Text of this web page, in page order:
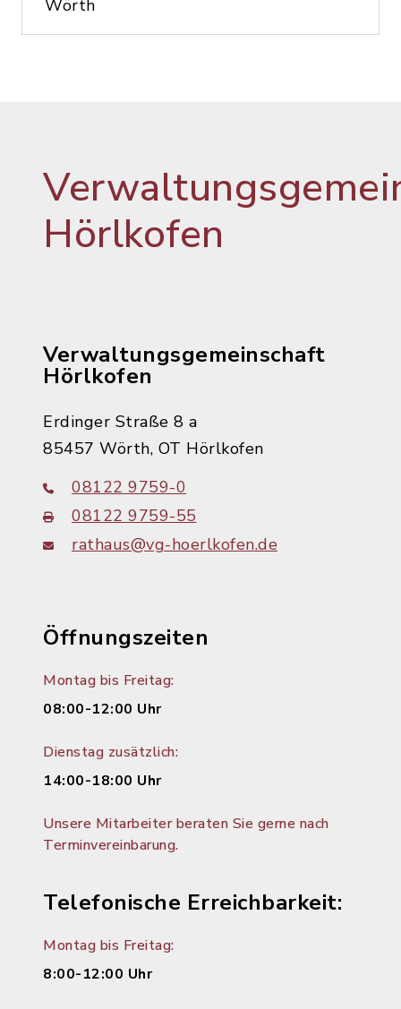
Wörth
Hörlkofen
Verwaltungsgemeinschaft
Hörlkofen
Erdinger Straße 8 a
85457 Wörth, OT Hörlkofen
08122 9759-0
08122 9759-55
rathaus@vg-hoerlkofen.de
Öffnungszeiten
Montag bis Freitag:
08:00-12:00 Uhr
Dienstag zusätzlich:
14:00-18:00 Uhr
Unsere Mitarbeiter beraten Sie gerne nach
Terminvereinbarung.
Telefonische Erreichbarkeit:
Montag bis Freitag:
8:00-12:00 Uhr